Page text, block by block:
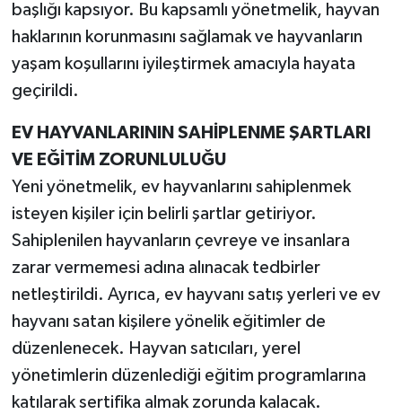
başlığı kapsıyor. Bu kapsamlı yönetmelik, hayvan
haklarının korunmasını sağlamak ve hayvanların
yaşam koşullarını iyileştirmek amacıyla hayata
geçirildi.
EV HAYVANLARININ SAHİPLENME ŞARTLARI
VE EĞİTİM ZORUNLULUĞU
Yeni yönetmelik, ev hayvanlarını sahiplenmek
isteyen kişiler için belirli şartlar getiriyor.
Sahiplenilen hayvanların çevreye ve insanlara
zarar vermemesi adına alınacak tedbirler
netleştirildi. Ayrıca, ev hayvanı satış yerleri ve ev
hayvanı satan kişilere yönelik eğitimler de
düzenlenecek. Hayvan satıcıları, yerel
yönetimlerin düzenlediği eğitim programlarına
katılarak sertifika almak zorunda kalacak.